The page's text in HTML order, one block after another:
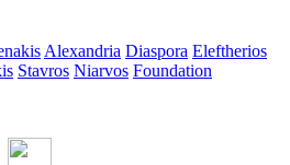
Alexandria Diaspora Eleftherios
Stavros Niarvos Foundation